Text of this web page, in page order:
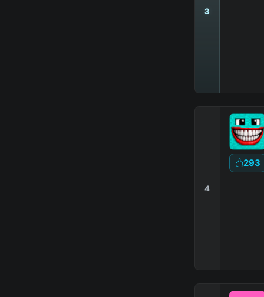
3
4
293